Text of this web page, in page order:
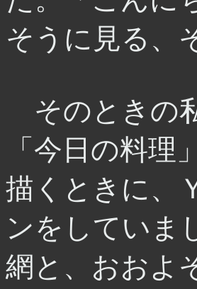
そうに見る、
そのときの
「今日の料
描くときに、
ンをしていま
網と、おおよ